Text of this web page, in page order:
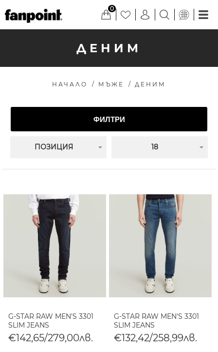
0
ДЕНИМ
НАЧАЛО / МЪЖЕ / ДЕНИМ
ФИЛТРИ
ПОЗИЦИЯ 18
G-STAR RAW MEN'S 3301
SLIM JEANS
€142,65/279,00лв.
G-STAR RAW MEN'S 3301
SLIM JEANS
€132,42/258,99лв.